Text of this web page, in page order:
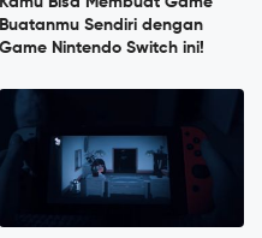
Buatanmu Sendiri dengan
Game Nintendo Switch ini!